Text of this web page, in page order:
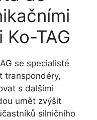
TAG
se specialisté
transpondéry,
s dalšími
umět zvýšit
silničního